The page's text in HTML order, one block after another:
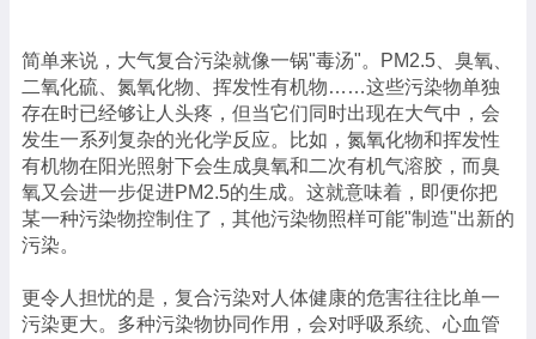
简单来说，大气复合污染就像一锅"毒汤"。PM2.5、臭氧、
二氧化硫、氮氧化物、挥发性有机物……这些污染物单独
存在时已经够让人头疼，但当它们同时出现在大气中，会
发生一系列复杂的光化学反应。比如，氮氧化物和挥发性
有机物在阳光照射下会生成臭氧和二次有机气溶胶，而臭
氧又会进一步促进PM2.5的生成。这就意味着，即便你把
某一种污染物控制住了，其他污染物照样可能"制造"出新的
污染。
更令人担忧的是，复合污染对人体健康的危害往往比单一
污染更大。多种污染物协同作用，会对呼吸系统、心血管